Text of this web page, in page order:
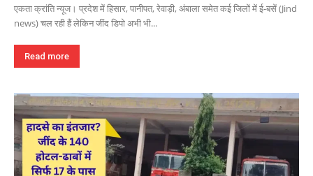
एकता क्रांति न्यूज। प्रदेश में हिसार, पानीपत, रेवाड़ी, अंबाला समेत कई जिलों में ई-बसें (Jind
news) चल रही हैं लेकिन जींद डिपो अभी भी...
Read more